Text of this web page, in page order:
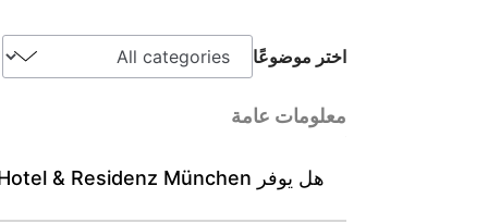
اختر موضوعًا
معلومات عامة
هل يوفر Leonardo Hotel & Residenz München واي فاي مجاني عالي السرعة في جميع أنحاء المنشأة؟